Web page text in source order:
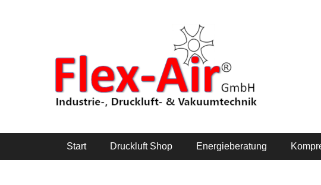
Flex-Air GmbH
Hauptmenü
Start Druckluft Shop Energieberatung